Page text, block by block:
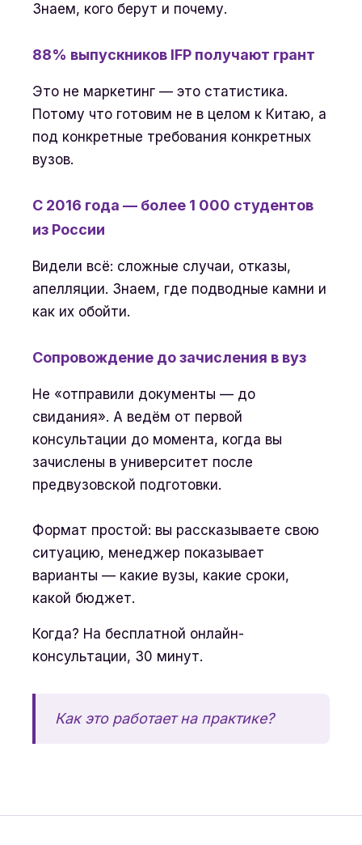
Знаем, кого берут и почему.
88% выпускников IFP получают грант
Это не маркетинг — это статистика.
Потому что готовим не в целом к Китаю, а
под конкретные требования конкретных
вузов.
С 2016 года — более 1 000 студентов
из России
Видели всё: сложные случаи, отказы,
апелляции. Знаем, где подводные камни и
как их обойти.
Сопровождение до зачисления в вуз
Не «отправили документы — до
свидания». А ведём от первой
консультации до момента, когда вы
зачислены в университет после
предвузовской подготовки.
Формат простой: вы рассказываете свою
ситуацию, менеджер показывает
варианты — какие вузы, какие сроки,
какой бюджет.
Когда? На бесплатной онлайн-
консультации, 30 минут.
Как это работает на практике?